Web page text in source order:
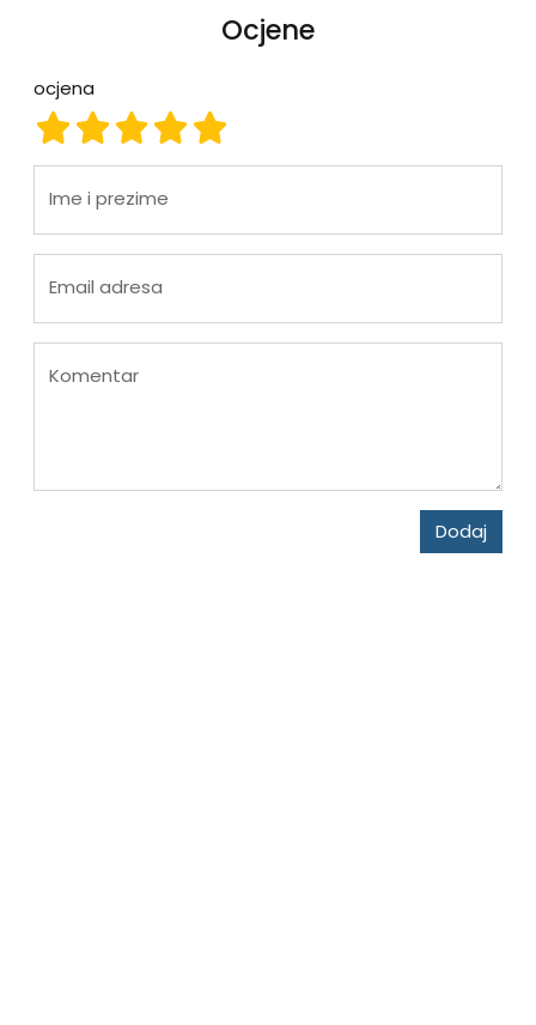
Ocjene
ocjena
ocjena 5
ocjena 4
ocjena 3
ocjena 2
ocjena 1
Ime i prezime
Email adresa
Komentar
Dodaj